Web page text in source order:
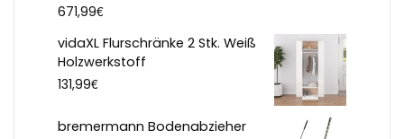
671,99€
vidaXL Flurschränke 2 Stk. Weiß
Holzwerkstoff
131,99€
bremermann Bodenabzieher